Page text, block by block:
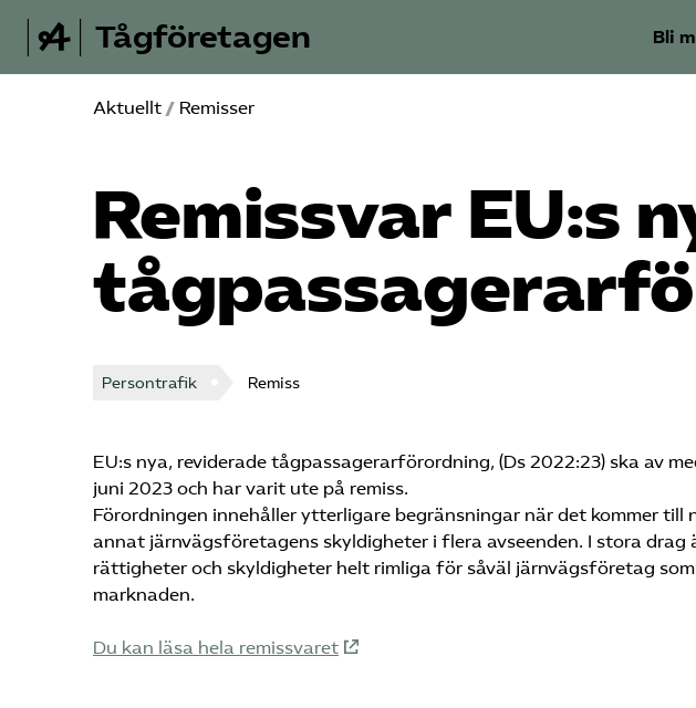
Tågföretagen Bli
Aktuellt / Remisser
Remissvar EU:s
Persontrafik Remiss
EU:s nya, reviderade tågpassagerarförordning, (Ds 2022:23) ska av
juni 2023 och har varit ute på remiss.
Förordningen innehåller ytterligare begränsningar när det kommer
annat järnvägsföretagens skyldigheter i flera avseenden. I stora drag
rättigheter och skyldigheter helt rimliga för såväl järnvägsföretag
marknaden.
Du kan läsa hela remissvaret